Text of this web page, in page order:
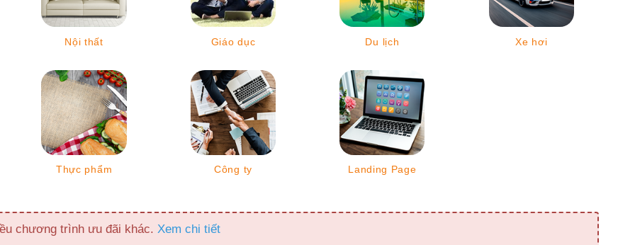
Nội thất Giáo dục Du lịch Xe hơi
Thực phẩm Công ty Landing Page
chương trình ưu đãi khác. Xem chi tiết